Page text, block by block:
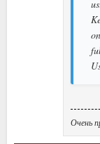
Очень